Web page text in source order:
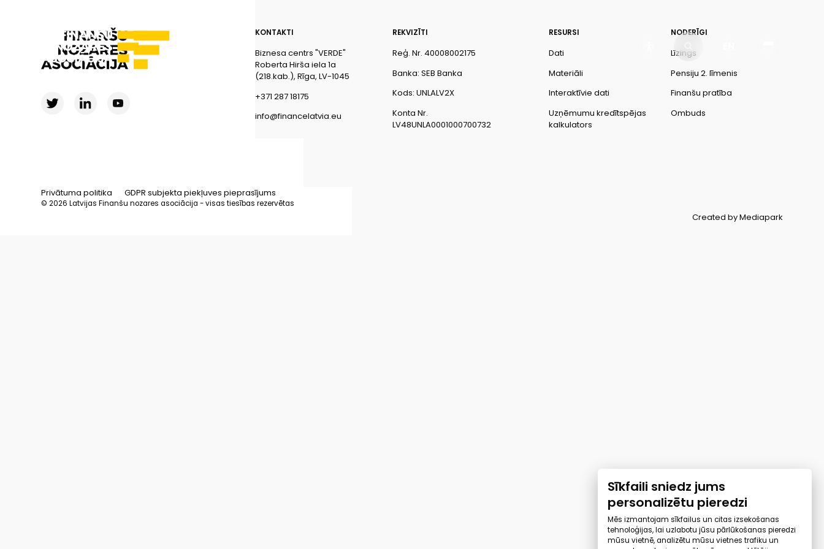
KONTAKTI
Biznesa centrs "VERDE"
Roberta Hirša iela 1a
(218.kab.), Rīga, LV-1045
+371 287 18175
info@financelatvia.eu
REKVIZĪTI
Reģ. Nr. 40008002175
Banka: SEB Banka
Kods: UNLALV2X
Konta Nr.
LV48UNLA0001000700732
RESURSI
Dati
Materiāli
Interaktīvie dati
Uzņēmumu kredītspējas
kalkulators
NODERĪGI
Līzings
Pensiju 2. līmenis
Finanšu pratība
Ombuds
Privātuma politika GDPR subjekta piekļuves pieprasījums
© 2026 Latvijas Finanšu nozares asociācija - visas tiesības rezervētas
Created by Mediapark
Sīkfaili sniedz jums
personalizētu pieredzi
Mēs izmantojam sīkfailus un citas izsekošanas
tehnoloģijas, lai uzlabotu jūsu pārlūkošanas pieredzi
mūsu vietnē, analizētu mūsu vietnes trafiku un